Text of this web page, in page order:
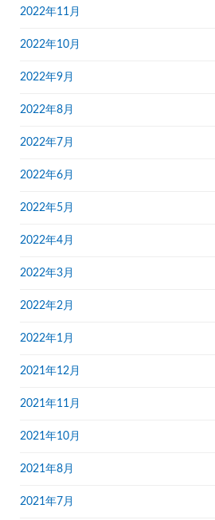
2022年11月
2022年10月
2022年9月
2022年8月
2022年7月
2022年6月
2022年5月
2022年4月
2022年3月
2022年2月
2022年1月
2021年12月
2021年11月
2021年10月
2021年8月
2021年7月